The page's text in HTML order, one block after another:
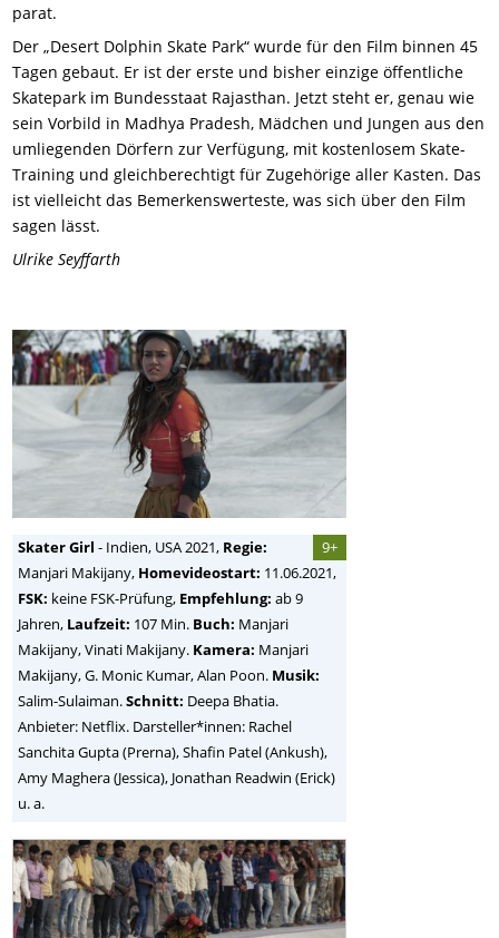
parat.
Der „Desert Dolphin Skate Park“ wurde für den Film binnen 45
Tagen gebaut. Er ist der erste und bisher einzige öffentliche
Skatepark im Bundesstaat Rajasthan. Jetzt steht er, genau wie
sein Vorbild in Madhya Pradesh, Mädchen und Jungen aus den
umliegenden Dörfern zur Verfügung, mit kostenlosem Skate-
Training und gleichberechtigt für Zugehörige aller Kasten. Das
ist vielleicht das Bemerkenswerteste, was sich über den Film
sagen lässt.
Ulrike Seyffarth
9+
Skater Girl - Indien, USA2021, Regie:
Manjari Makijany, Homevideostart: 11.06.2021,
FSK: keine FSK-Prüfung, Empfehlung: ab 9
Jahren, Laufzeit: 107 Min. Buch: Manjari
Makijany, Vinati Makijany. Kamera: Manjari
Makijany, G. Monic Kumar, Alan Poon. Musik:
Salim-Sulaiman.Schnitt: Deepa Bhatia.
Anbieter: Netflix. Darsteller*innen: Rachel
Sanchita Gupta (Prerna), Shafin Patel (Ankush),
Amy Maghera (Jessica), Jonathan Readwin (Erick)
u. a.